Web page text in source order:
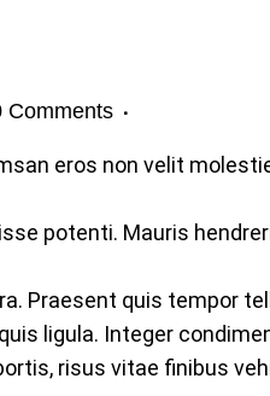
Comments
eros non velit
potenti. Mauris
Praesent quis tempor
ligula. Integer
risus vitae finibus